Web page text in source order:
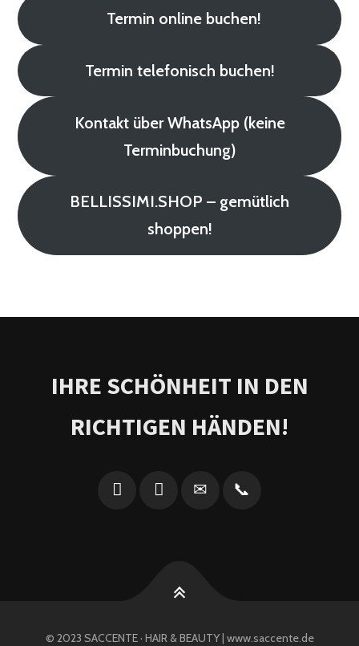
Termin online buchen!
Termin telefonisch buchen!
Kontakt über WhatsApp (keine
Terminbuchung)
BELLISSIMI.SHOP – gemütlich
shoppen!
IHRE SCHÖNHEIT IN DEN
RICHTIGEN HÄNDEN!
© 2023 SACCENTE · HAIR & BEAUTY | www.saccente.de